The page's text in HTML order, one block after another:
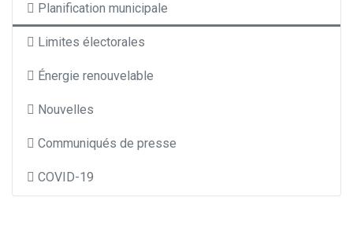
Planification municipale
Limites électorales
Énergie renouvelable
Nouvelles
Communiqués de presse
COVID-19